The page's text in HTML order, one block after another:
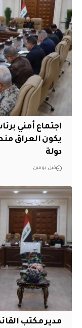
اجتماع أمني
يكون العراق
دولة
قبل يومين
مدير مكتب